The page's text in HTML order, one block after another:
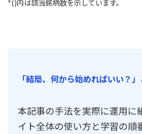
*()内は該当銘柄数を示しています。
「結局、何から始めればいい？
本記事の手法を実際に運用に
イト全体の使い方と学習の順